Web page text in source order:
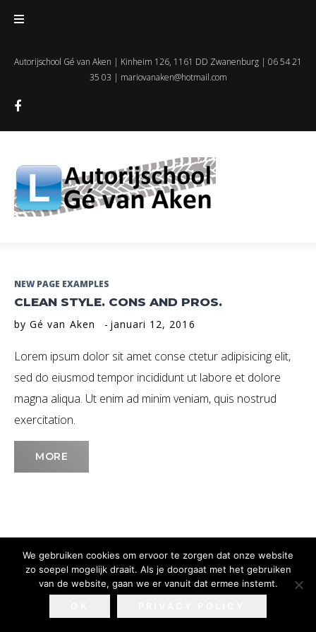
Autorijschool Gé van Aken | Kinheim 126, 1161 DD Zwanenburg | 06 54 21
35 03 | mariovanaken@hotmail.com
Tag:
Gallery
NEW PAGE EXAMPLES
CLEAN STYLE. CONS AND PROS.
byGé van Aken januari 12, 2016
Lorem ipsum dolor sit amet conse ctetur adipisicing elit,
sed do eiusmod tempor incididunt ut labore et dolore
magna aliqua. Ut enim ad minim veniam, quis nostrud
exercitation.
MORE
Privacy Policy & Disclaimer
We gebruiken cookies om ervoor te zorgen dat onze website
zo soepel mogelijk draait. Als je doorgaat met het gebruiken
van de website, gaan we er vanuit dat ermee instemt.